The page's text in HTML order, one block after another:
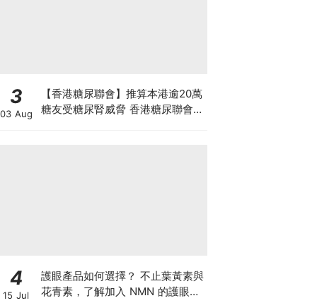
3
03 Aug
【香港糖尿聯會】推算本港逾20萬
糖友受糖尿腎威脅 香港糖尿聯會
4
15 Jul
護眼產品如何選擇？ 不止葉黃素與
花青素，了解加入 NMN 的護眼方